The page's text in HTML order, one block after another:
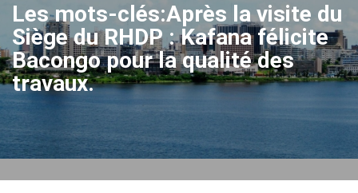
Les mots-clés:Après la visite du
Siège du RHDP : Kafana félicite
Bacongo pour la qualité des
travaux.